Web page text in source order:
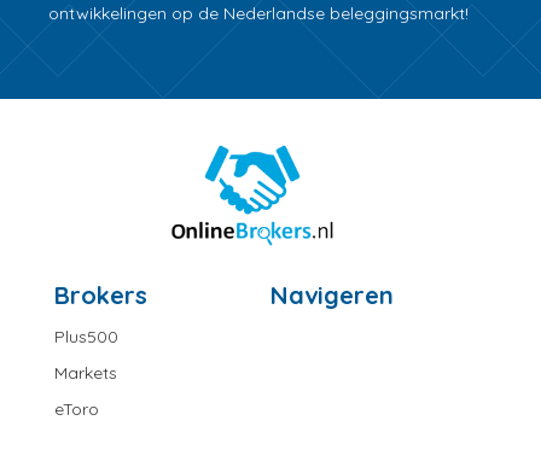
ontwikkelingen op de Nederlandse beleggingsmarkt!
Brokers
Plus500
Markets
eToro
Navigeren